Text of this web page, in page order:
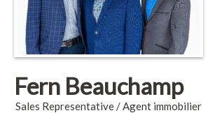
Fern Beauchamp
Sales Representative / Agent immobilier